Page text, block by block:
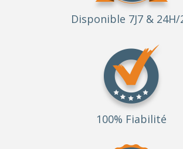
Disponible 7J7 & 24H/
100% Fiabilité